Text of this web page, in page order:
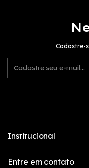
Cadastre-
Institucional
Entre em contato